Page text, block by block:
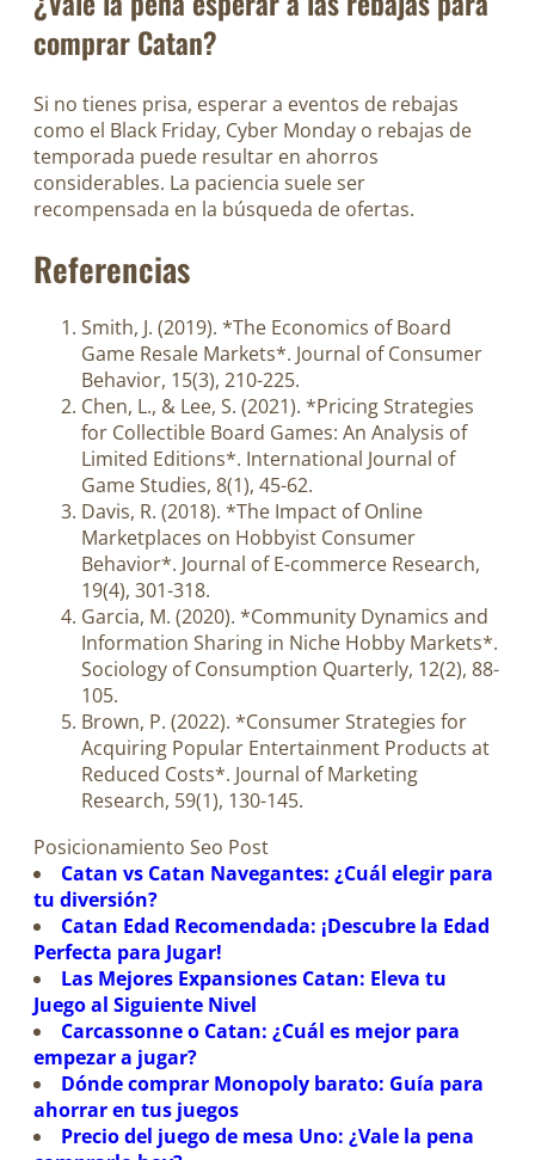
comprar Catan?
Si no tienes prisa, esperar a eventos de rebajas
como el Black Friday, Cyber Monday o rebajas de
temporada puede resultar en ahorros
considerables. La paciencia suele ser
recompensada en la búsqueda de ofertas.
Referencias
Smith, J. (2019). *The Economics of Board
Game Resale Markets*. Journal of Consumer
Behavior, 15(3), 210-225.
Chen, L., & Lee, S. (2021). *Pricing Strategies
for Collectible Board Games: An Analysis of
Limited Editions*. International Journal of
Game Studies, 8(1), 45-62.
Davis, R. (2018). *The Impact of Online
Marketplaces on Hobbyist Consumer
Behavior*. Journal of E-commerce Research,
19(4), 301-318.
Garcia, M. (2020). *Community Dynamics and
Information Sharing in Niche Hobby Markets*.
Sociology of Consumption Quarterly, 12(2), 88-
105.
Brown, P. (2022). *Consumer Strategies for
Acquiring Popular Entertainment Products at
Reduced Costs*. Journal of Marketing
Research, 59(1), 130-145.
Posicionamiento Seo Post
Catan vs Catan Navegantes: ¿Cuál elegir para
tu diversión?
Catan Edad Recomendada: ¡Descubre la Edad
Perfecta para Jugar!
Las Mejores Expansiones Catan: Eleva tu
Juego al Siguiente Nivel
Carcassonne o Catan: ¿Cuál es mejor para
empezar a jugar?
Dónde comprar Monopoly barato: Guía para
ahorrar en tus juegos
Precio del juego de mesa Uno: ¿Vale la pena